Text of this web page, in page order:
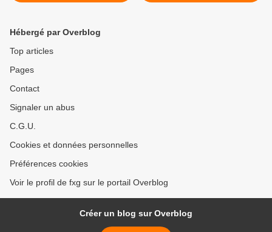
Hébergé par Overblog
Top articles
Pages
Contact
Signaler un abus
C.G.U.
Cookies et données personnelles
Préférences cookies
Voir le profil de fxg sur le portail Overblog
Créer un blog sur Overblog